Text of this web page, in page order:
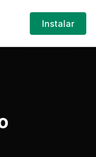
el-chacal
Iniciar
Sesión
Instalar